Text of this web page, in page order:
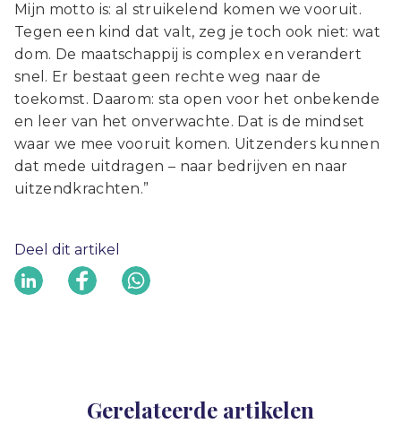
Mijn motto is: al struikelend komen we vooruit.
Tegen een kind dat valt, zeg je toch ook niet: wat
dom. De maatschappij is complex en verandert
snel. Er bestaat geen rechte weg naar de
toekomst. Daarom: sta open voor het onbekende
en leer van het onverwachte. Dat is de mindset
waar we mee vooruit komen. Uitzenders kunnen
dat mede uitdragen – naar bedrijven en naar
uitzendkrachten.”
Deel dit artikel
Gerelateerde artikelen